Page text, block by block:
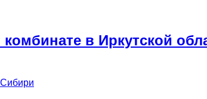
в Иркутской